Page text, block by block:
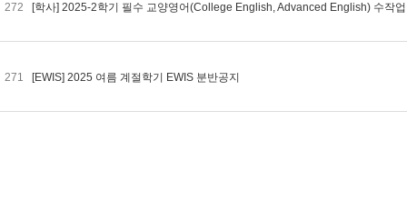
272 [학사] 2025-2학기 필수 교양영어(College English, Advanced English) 수작
271 [EWIS] 2025 여름 계절학기 EWIS 분반공지